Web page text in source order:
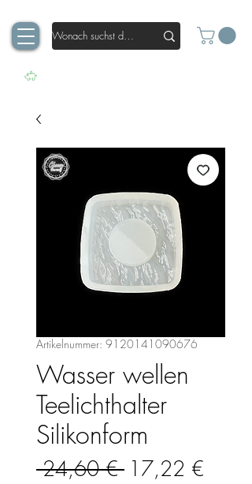
Artikelnummer: 9120141090676
Wasser wellen
Teelichthalter
Silikonform
24,60 € Standardpreis
17,22 €